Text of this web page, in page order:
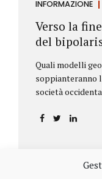
INFORMAZIONE
Verso la
del
Quali modelli
soppianteranno
società
aprile ha fatto
una lettera
investitori, nella